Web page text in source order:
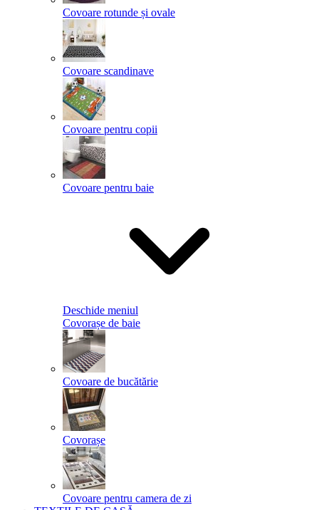
Covoare rotunde și ovale
Covoare scandinave
Covoare pentru copii
Covoare pentru baie
Deschide meniul
Covorașe de baie
Covoare de bucătărie
Covorașe
Covoare pentru camera de zi